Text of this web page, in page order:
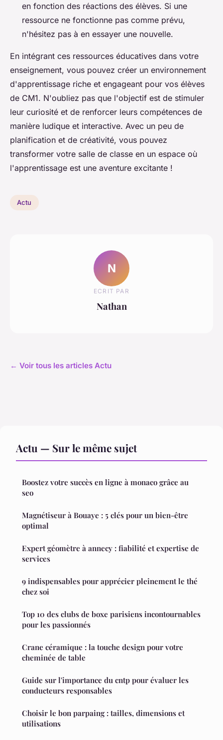
en fonction des réactions des élèves. Si une
ressource ne fonctionne pas comme prévu,
n'hésitez pas à en essayer une nouvelle.
En intégrant ces ressources éducatives dans votre
enseignement, vous pouvez créer un environnement
d'apprentissage riche et engageant pour vos élèves
de CM1. N'oubliez pas que l'objectif est de stimuler
leur curiosité et de renforcer leurs compétences de
manière ludique et interactive. Avec un peu de
planification et de créativité, vous pouvez
transformer votre salle de classe en un espace où
l'apprentissage est une aventure excitante !
Actu
N
ECRIT PAR
Nathan
← Voir tous les articles Actu
Actu — Sur le même sujet
Boostez votre succès en ligne à monaco grâce au
seo
Magnétiseur à Bouaye : 5 clés pour un bien-être
optimal
Expert géomètre à annecy : fiabilité et expertise de
services
9 indispensables pour apprécier pleinement le thé
chez soi
Top 10 des clubs de boxe parisiens incontournables
pour les passionnés
Crane céramique : la touche design pour votre
cheminée de table
Guide sur l'importance du cntp pour évaluer les
conducteurs responsables
Choisir le bon parpaing : tailles, dimensions et
utilisations